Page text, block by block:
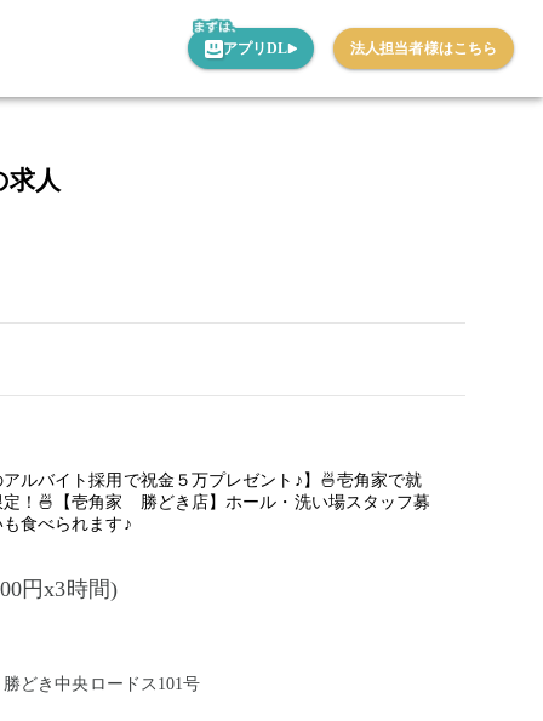
アプリDL 法人担当者様はこちら
求人
アルバイト採用で祝金５万プレゼント♪】🍜壱角家で就
定！🍜【壱角家 勝どき店】ホール・洗い場スタッフ募
食べられます♪
円x3時間)
どき中央ロードス101号